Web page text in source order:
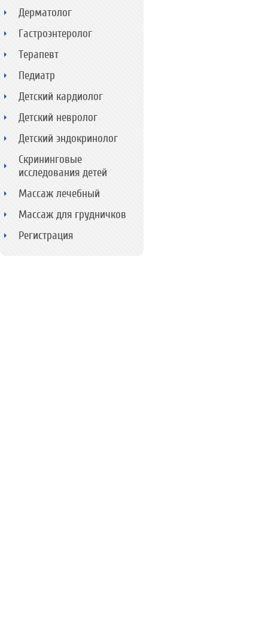
Дерматолог
Гастроэнтеролог
Терапевт
Педиатр
Детский кардиолог
Детский невролог
Детский эндокринолог
Скрининговые
исследования детей
Массаж лечебный
Массаж для грудничков
Регистрация